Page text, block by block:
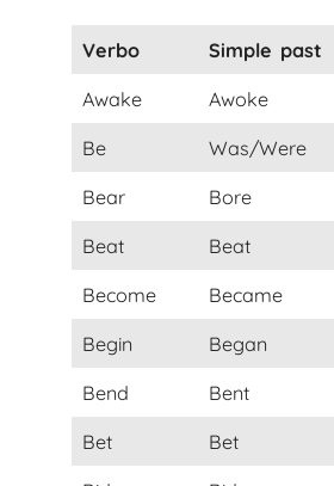
Verbo Simple past
Awake Awoke
Be Was/Were
Bear Bore
Beat Beat
Become Became
Begin Began
Bend Bent
Bet Bet